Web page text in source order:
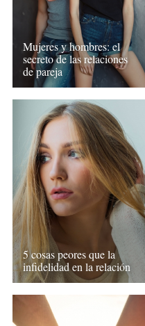
Mujeres y hombres: el
secreto de las relaciones
de pareja
5 cosas peores que la
infidelidad en la relación